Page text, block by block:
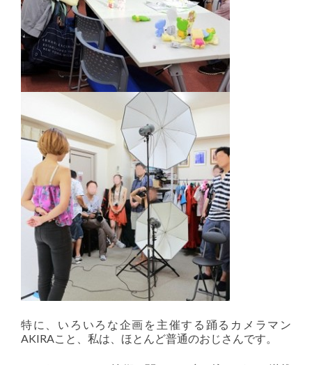
特に、いろいろな企画を主催する踊るカメラマン
AKIRAこと、私は、ほとんど普通のおじさんです。